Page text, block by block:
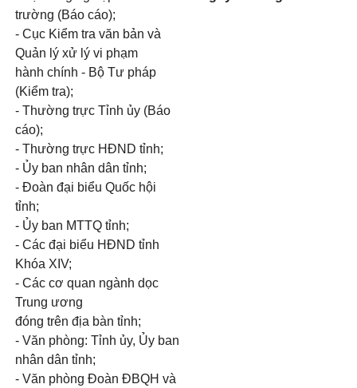
trường (Báo cáo);
- Cục Kiểm tra văn bản và
Quản lý xử lý vi phạm
hành chính - Bộ Tư pháp
(Kiểm tra);
- Thường trực Tỉnh ủy (Báo
cáo);
- Thường trực HĐND tỉnh;
- Ủy ban nhân dân tỉnh;
- Đoàn đại biểu Quốc hội
tỉnh;
- Ủy ban MTTQ tỉnh;
- Các đại biểu HĐND tỉnh
Khóa XIV;
- Các cơ quan ngành dọc
Trung ương
đóng trên địa bàn tỉnh;
- Văn phòng: Tỉnh ủy, Ủy ban
nhân dân tỉnh;
- Văn phòng Đoàn ĐBQH và